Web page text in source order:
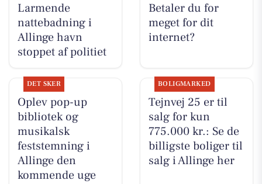
Larmende
nattebadning i
Allinge havn
stoppet af politiet
Betaler du for
meget for dit
internet?
DET SKER
Oplev pop-up
bibliotek og
musikalsk
feststemning i
Allinge den
kommende uge
BOLIGMARKED
Tejnvej 25 er til
salg for kun
775.000 kr.: Se de
billigste boliger til
salg i Allinge her